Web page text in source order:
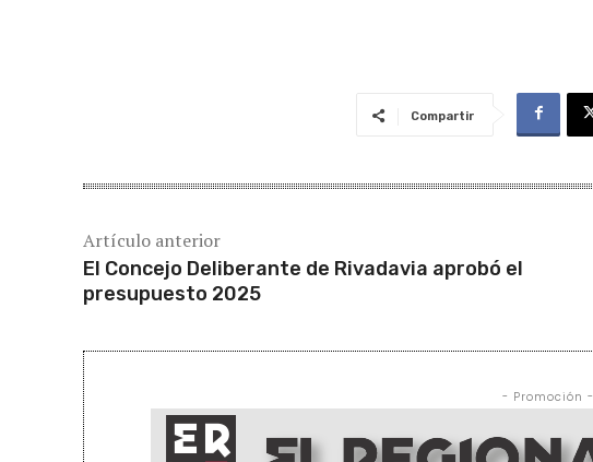
Compartir
Artículo anterior
El Concejo Deliberante de Rivadavia aprobó el
presupuesto 2025
- Promoción -